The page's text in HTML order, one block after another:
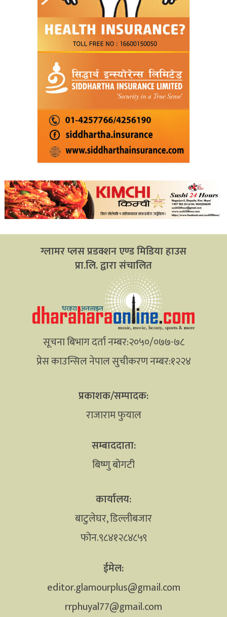
ग्लामर प्लस प्रडक्शन एण्ड मिडिया हाउस
प्रा.लि. द्वारा संचालित
सूचना बिभाग दर्ता नम्बर:२०५०/०७७-७८
प्रेस काउन्सिल नेपाल सुचीकरण नम्बर:१२२४
प्रकाशक/सम्पादक:
राजाराम फुयाल
सम्बाददाता:
बिष्णु बोगटी
कार्यालय:
बाटुलेघर, डिल्लीबजार
फोन.९८४१२८४८५९
ईमेल:
editor.glamourplus@gmail.com
rrphuyal77@gmail.com